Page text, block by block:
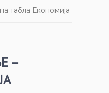
табла Економија
–